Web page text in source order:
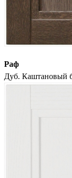
Раф
Дуб. Каштановый